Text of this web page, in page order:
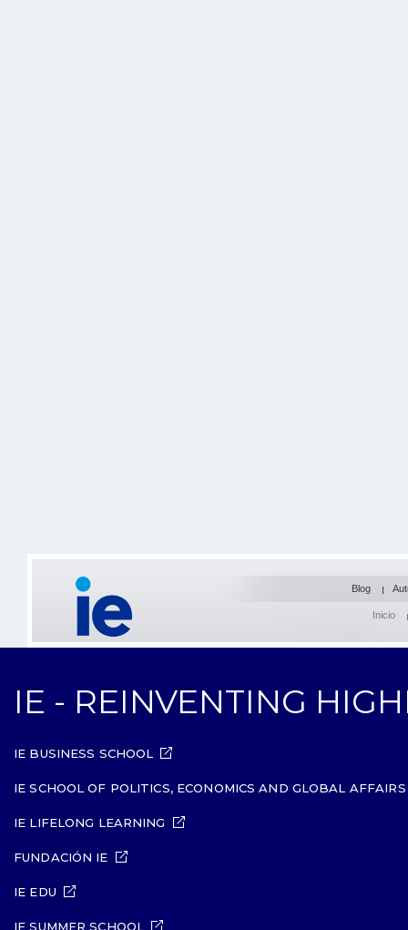
Blog
Inicio
IE - REINVENTING
IE BUSINESS SCHOOL
IE SCHOOL OF POLITICS, ECONOMICS AND GLOBAL AFFAIRS
IE LIFELONG LEARNING
FUNDACIÓN IE
IE EDU
IE SUMMER SCHOOL